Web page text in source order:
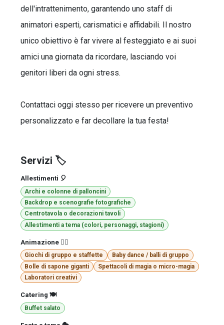
dell'intrattenimento, garantendo uno staff di
animatori esperti, carismatici e affidabili. Il nostro
unico obiettivo è far vivere al festeggiato e ai suoi
amici una giornata da ricordare, lasciando voi
genitori liberi da ogni stress.
Contattaci oggi stesso per ricevere un preventivo
personalizzato e far decollare la tua festa!
Servizi 🏷️
Allestimenti 🎈
Archi e colonne di palloncini
Backdrop e scenografie fotografiche
Centrotavola o decorazioni tavoli
Allestimenti a tema (colori, personaggi, stagioni)
Animazione 🤹‍♂️
Giochi di gruppo e staffette
Baby dance / balli di gruppo
Bolle di sapone giganti
Spettacoli di magia o micro-magia
Laboratori creativi
Catering 🍽️
Buffet salato